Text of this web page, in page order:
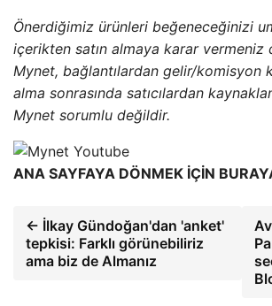
Önerdiğimiz ürünleri beğeneceğinizi
içerikten satın almaya karar vermeniz
Mynet, bağlantılardan gelir/komisyon
alma sonrasında satıcılardan
Mynet sorumlu değildir.
ANA SAYFAYA DÖNMEK İÇİN
← İlkay Gündoğan'dan 'anket'
tepkisi: Farklı görünebiliriz
ama biz de Almanız